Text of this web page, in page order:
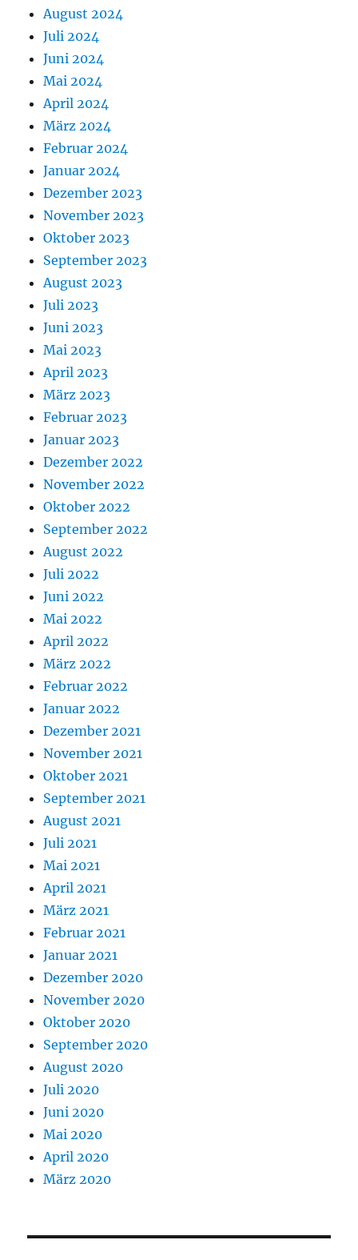
August 2024
Juli 2024
Juni 2024
Mai 2024
April 2024
März 2024
Februar 2024
Januar 2024
Dezember 2023
November 2023
Oktober 2023
September 2023
August 2023
Juli 2023
Juni 2023
Mai 2023
April 2023
März 2023
Februar 2023
Januar 2023
Dezember 2022
November 2022
Oktober 2022
September 2022
August 2022
Juli 2022
Juni 2022
Mai 2022
April 2022
März 2022
Februar 2022
Januar 2022
Dezember 2021
November 2021
Oktober 2021
September 2021
August 2021
Juli 2021
Mai 2021
April 2021
März 2021
Februar 2021
Januar 2021
Dezember 2020
November 2020
Oktober 2020
September 2020
August 2020
Juli 2020
Juni 2020
Mai 2020
April 2020
März 2020